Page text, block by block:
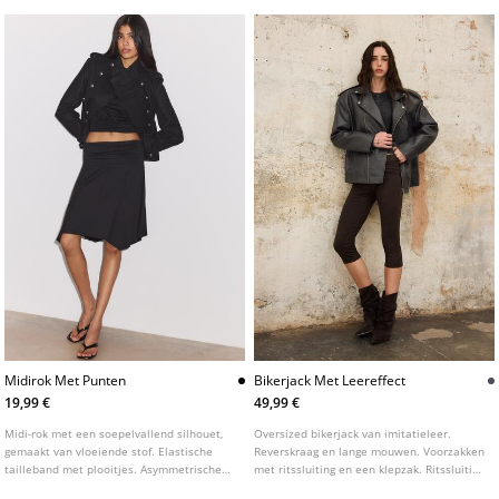
Midirok Met Punten
19,99 €
Midi-rok met een soepelvallend silhouet,
gemaakt van vloeiende stof. Elastische
tailleband met plooitjes. Asymmetrische
Bikerjack Met Leereffect
49,99 €
Oversized bikerjack van imitatieleer.
Reverskraag en lange mouwen. Voorzakken
met ritssluiting en een klepzak. Ritssluiting